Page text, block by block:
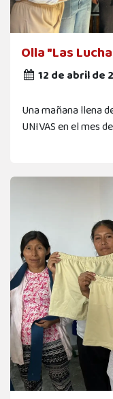
Olla "Las
12 de abril de
Una mañana llena
UNIVAS en el mes